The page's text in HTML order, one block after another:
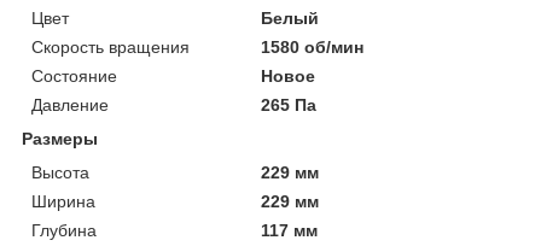
Цвет
Белый
Скорость вращения
1580 об/мин
Состояние
Новое
Давление
265 Па
Размеры
Высота
229 мм
Ширина
229 мм
Глубина
117 мм